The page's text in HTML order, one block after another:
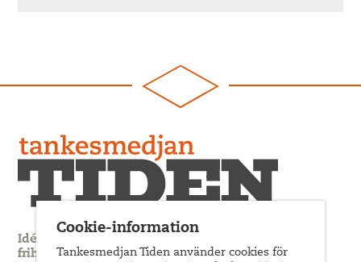
Idédebatt och analys som förnyar arbetarrörelsens
frihets- och jämlikhetssträvan
Cookie-information
Tankesmedjan Tiden använder cookies för